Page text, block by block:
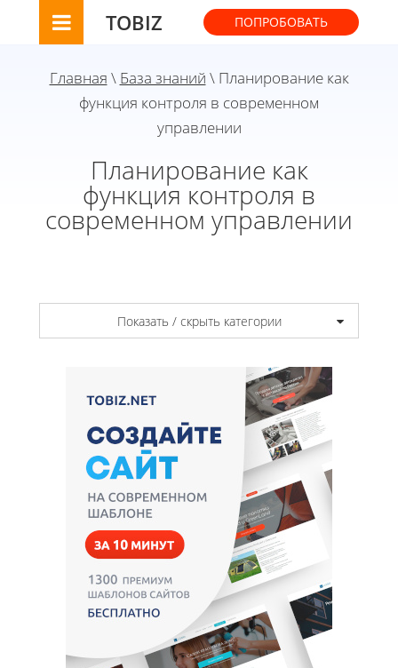
TOBIZ ПОПРОБОВАТЬ
Главная \ База знаний \ Планирование как
функция контроля в современном
управлении
Планирование как
функция контроля в
современном управлении
Показать / скрыть категории